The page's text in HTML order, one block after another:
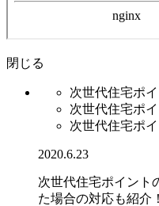
閉じる
次世代住宅ポ
次世代住宅ポ
次世代住宅ポ
2020.6.23
次世代住宅ポイント
た場合の対応も紹介！